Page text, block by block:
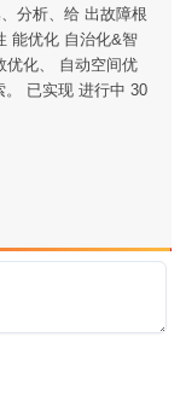
分析、给 出故障根
能优化 自治化&智
优化、 自动空间优
。 已实现 进行中 30